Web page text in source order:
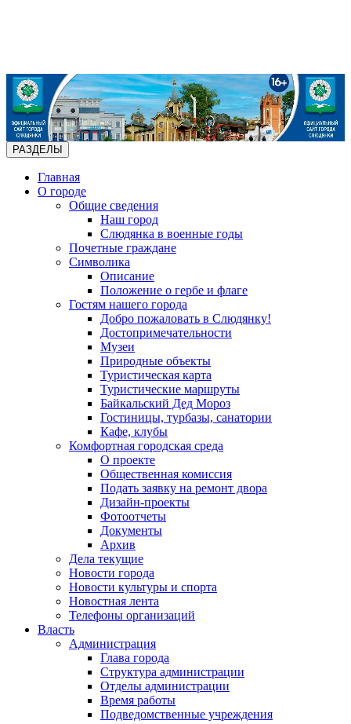
РАЗДЕЛЫ
Главная
О городе
Общие сведения
Наш город
Слюдянка в военные годы
Почетные граждане
Символика
Описание
Положение о гербе и флаге
Гостям нашего города
Добро пожаловать в Слюдянку!
Достопримечательности
Музеи
Природные объекты
Туристическая карта
Туристические маршруты
Байкальский Дед Мороз
Гостиницы, турбазы, санатории
Кафе, клубы
Комфортная городская среда
О проекте
Общественная комиссия
Подать заявку на ремонт двора
Дизайн-проекты
Фотоотчеты
Документы
Архив
Дела текущие
Новости города
Новости культуры и спорта
Новостная лента
Телефоны организаций
Власть
Администрация
Глава города
Структура администрации
Отделы администрации
Время работы
Подведомственные учреждения